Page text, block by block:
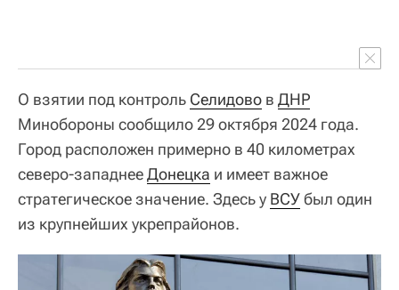
О взятии под контроль Селидово в ДНР
Минобороны сообщило 29 октября 2024 года.
Город расположен примерно в 40 километрах
северо-западнееДонецка и имеет важное
стратегическое значение. Здесь у ВСУбыл один
из крупнейших укрепрайонов.